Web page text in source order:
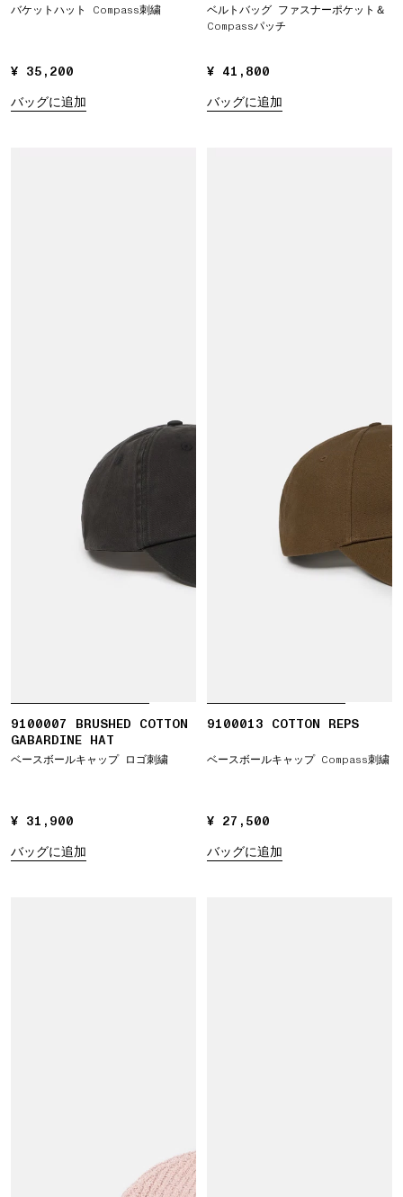
バケットハット Compass刺繍
¥ 35,200
¥ 35,200
バッグに追加
ベルトバッグ ファスナーポケット＆
Compassパッチ
¥ 41,800
¥ 41,800
バッグに追加
9100007 BRUSHED COTTON
GABARDINE HAT
ベースボールキャップ ロゴ刺繍
¥ 31,900
¥ 31,900
バッグに追加
9100013 COTTON REPS
ベースボールキャップ Compass刺繍
¥ 27,500
¥ 27,500
バッグに追加